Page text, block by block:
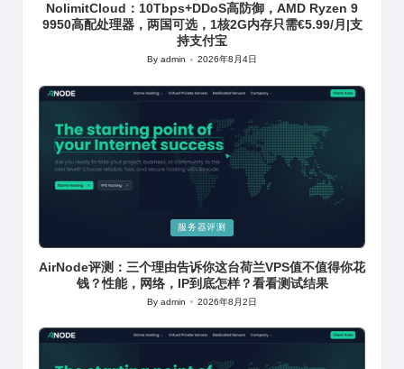
NolimitCloud：10Tbps+DDoS高防御，AMD Ryzen 9
9950高配处理器，两国可选，1核2G内存只需€5.99/月|支
持支付宝
Posted
Byadmin 2026年8月4日
in
服务器评测
AirNode评测：三个理由告诉你这台荷兰VPS值不值得你花
钱？性能，网络，IP到底怎样？看看测试结果
Posted
Byadmin 2026年8月2日